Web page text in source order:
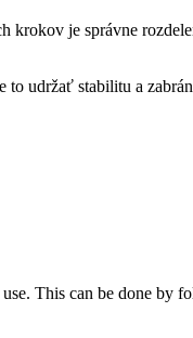
je správne
udržať stabilitu a
This can⁢ be‍ done by